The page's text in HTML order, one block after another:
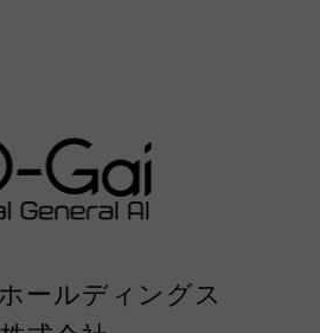
ールディングス